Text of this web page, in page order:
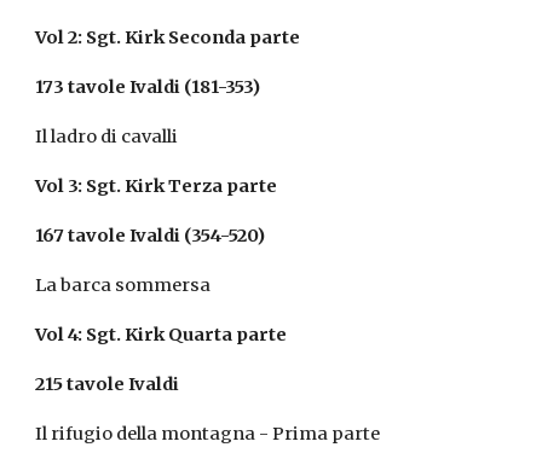
Vol 2: Sgt. Kirk Seconda parte
173 tavole Ivaldi (181-353)
Il ladro di cavalli
Vol 3: Sgt. Kirk Terza parte
167 tavole Ivaldi (354-520)
La barca sommersa
Vol 4: Sgt. Kirk Quarta parte
215 tavole Ivaldi
Il rifugio della montagna - Prima parte